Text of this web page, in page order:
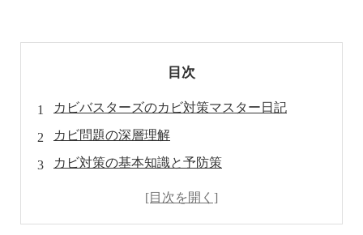
目次
カビバスターズのカビ対策マスター日記
カビ問題の深層理解
カビ対策の基本知識と予防策
カビ対策の具体的な方法と効果的な製品